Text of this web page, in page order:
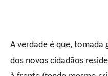
A verdade é que, tomada
dos novos cidadãos